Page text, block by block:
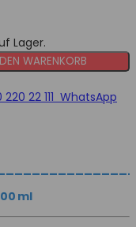
Lager.
WARENKORB
22 111 WhatsApp
ml